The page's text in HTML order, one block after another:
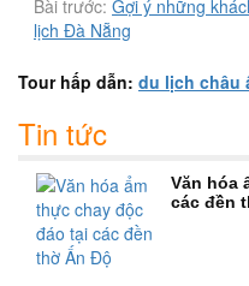
Bài trước: Gợi ý những
lịch Đà Nẵng
Tour hấp dẫn: du lịch châu
Tin tức
Văn hóa
các đền